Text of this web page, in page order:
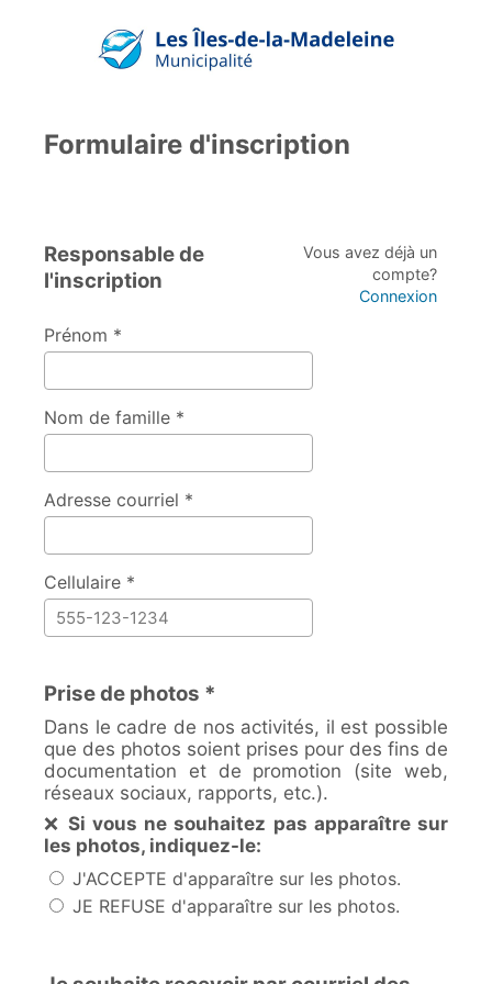
Formulaire d'inscription
Responsable de
l'inscription
Vous avez déjà un
compte?
Connexion
Prénom *
Nom de famille *
Adresse courriel *
Cellulaire *
Prise de photos *
Dans le cadre de nos activités, il est possible
que des photos soient prises pour des fins de
documentation et de promotion (site web,
réseaux sociaux, rapports, etc.).
❌ Si vous ne souhaitez pas apparaître sur
les photos, indiquez-le:
J'ACCEPTE d'apparaître sur les photos.
JE REFUSE d'apparaître sur les photos.